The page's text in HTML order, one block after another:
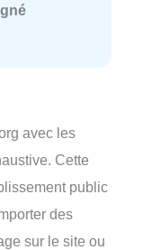
avec les
Cette
public
des
sur le site ou